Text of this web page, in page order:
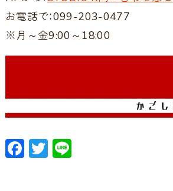
お電話で：099-203-0477
※月～金9:00～18:00
F
ac
T
w
Li